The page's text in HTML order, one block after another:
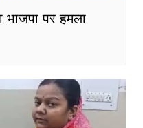
भाजपा पर हमला